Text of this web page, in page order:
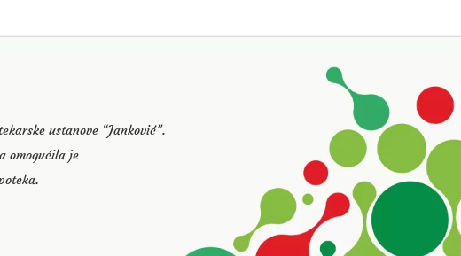
ustanove “Janković”.
omogućila je